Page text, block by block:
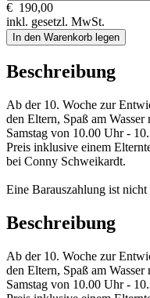
€ 190,00
inkl. gesetzl. MwSt.
In den Warenkorb legen
Beschreibung
Ab der 10. Woche zur
den Eltern, Spaß am
Samstag von 10.00 Uhr -
Preis inklusive einem
bei Conny Schweikardt.
Eine Barauszahlung ist
Beschreibung
Ab der 10. Woche zur
den Eltern, Spaß am
Samstag von 10.00 Uhr -